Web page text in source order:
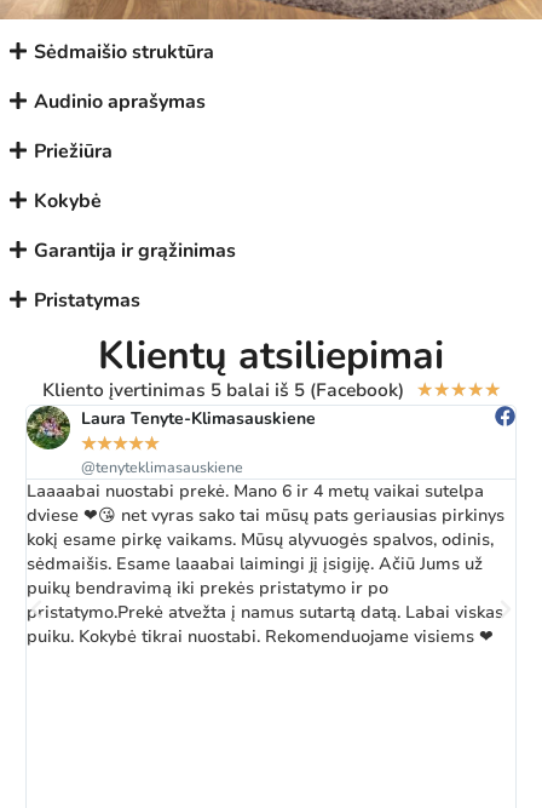
Sėdmaišio struktūra
Audinio aprašymas
Priežiūra
Kokybė
Garantija ir grąžinimas
Pristatymas
Klientų atsiliepimai
Kliento įvertinimas 5 balai iš 5 (Facebook) ★★★★★
Laura Tenyte-Klimasauskiene
★★★★★
@tenyteklimasauskiene
Laaaabai nuostabi prekė. Mano 6 ir 4 metų vaikai sutelpa
dviese ❤😘 net vyras sako tai mūsų pats geriausias pirkinys
kokį esame pirkę vaikams. Mūsų alyvuogės spalvos, odinis,
sėdmaišis. Esame laaabai laimingi jį įsigiję. Ačiū Jums už
puikų bendravimą iki prekės pristatymo ir po
pristatymo.Prekė atvežta į namus sutartą datą. Labai viskas
puiku. Kokybė tikrai nuostabi. Rekomenduojame visiems ❤